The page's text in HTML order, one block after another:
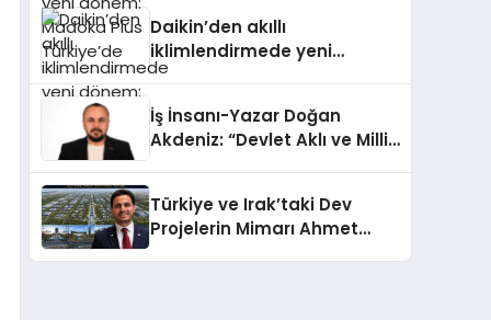
Daikin’den akıllı
iklimlendirmede yeni
dönem: Madoka Plus
İş İnsanı-Yazar Doğan
Akdeniz: “Devlet Aklı ve Milli
Türkiye ve Irak’taki Dev
Projelerin Mimarı Ahmet